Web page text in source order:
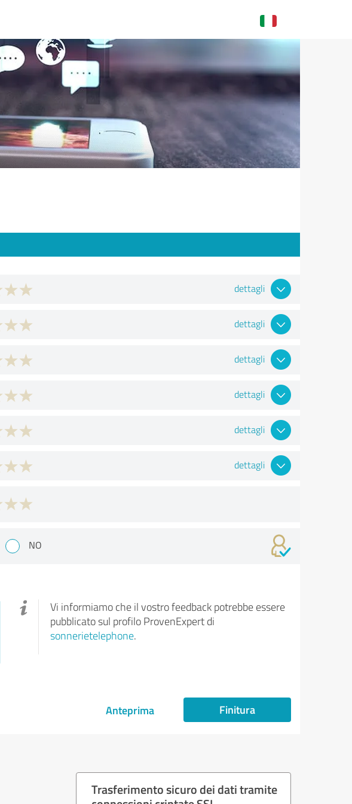
dettagli
dettagli
dettagli
dettagli
dettagli
dettagli
NO
Vi informiamo che il vostro feedback potrebbe essere
pubblicato sul profilo ProvenExpert di
sonnerietelephone.
Anteprima Finitura
Trasferimento sicuro dei dati tramite